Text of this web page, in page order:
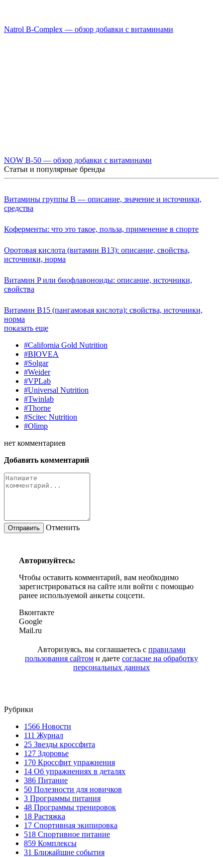
Natrol B-Complex — обзор добавки с витаминами
NOW B-50 — обзор добавки с витаминами
Статьи и популярные бренды
Витамины группы B — описание, значение и источники,
средства
Коферменты: что это такое, польза, применение в спорте
Оротовая кислота (витамин B13): описание, свойства,
источники, норма
Витамин P или биофлавоноиды: описание, источники,
свойства
Витамин B15 (пангамовая кислота): свойства, источники,
норма
показать еще
#California Gold Nutrition
#BIOVEA
#Solgar
#Weider
#VPLab
#Universal Nutrition
#Twinlab
#Thorne
#Scitec Nutrition
#Olimp
нет комментариев
Добавить комментарий
Отменить
Авторизуйтесь:
Чтобы оставить комментарий, вам необходимо
зарегистрироваться на сайте или войти с помощью
ранее используемой анкеты соцсети.
Вконтакте
Google
Mail.ru
Авторизуясь, вы соглашаетесь с правилами
пользования сайтом и даете согласие на обработку
персональных данных
Рубрики
1566 Новости
111 Журнал
25 Звезды кроссфита
127 Здоровье
170 Кроссфит упражнения
14 Об упражнениях в деталях
386 Питание
50 Полезности для новичков
3 Программы питания
48 Программы тренировок
18 Растяжка
17 Спортивная экипировка
518 Спортивное питание
859 Комплексы
31 Ближайшие события